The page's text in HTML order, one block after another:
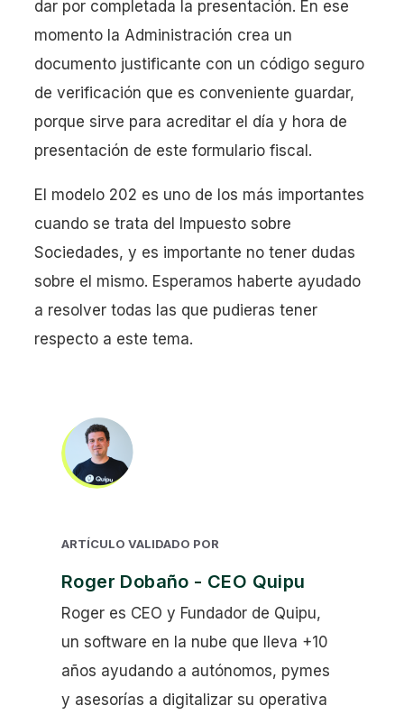
dar por completada la presentación. En ese
momento la Administración crea un
documento justificante con un código seguro
de verificación que es conveniente guardar,
porque sirve para acreditar el día y hora de
presentación de este formulario fiscal.
El modelo 202 es uno de los más importantes
cuando se trata del Impuesto sobre
Sociedades, y es importante no tener dudas
sobre el mismo. Esperamos haberte ayudado
a resolver todas las que pudieras tener
respecto a este tema.
ARTÍCULO VALIDADO POR
Roger Dobaño - CEO Quipu
Roger es CEO y Fundador de Quipu,
un software en la nube que lleva +10
años ayudando a autónomos, pymes
y asesorías a digitalizar su operativa